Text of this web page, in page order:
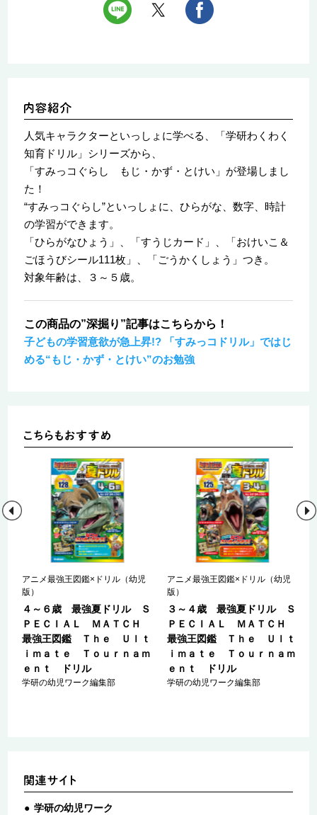
人気キャラクターといっしょに学べる、「学研わくわく
知育ドリル」シリーズから、
「すみっコぐらし もじ・かず・とけい」が登場しまし
た！
“すみっコぐらし”といっしょに、ひらがな、数字、時計
の学習ができます。
「ひらがなひょう」、「すうじカード」、「おけいこ＆
ごほうびシール111枚」、「ごうかくしょう」つき。
対象年齢は、３～５歳。
この商品の”深掘り”記事はこちらから！
子どもの学習意欲が急上昇!? 「すみっコドリル」ではじ
める“もじ・かず・とけい”のお勉強
アニメ最強王図鑑×ドリル（幼児
版）
４～６歳 最強夏ドリル Ｓ
ＰＥＣＩＡＬ ＭＡＴＣＨ
最強王図鑑 Ｔｈｅ Ｕｌｔ
ｉｍａｔｅ Ｔｏｕｒｎａｍ
ｅｎｔ ドリル
学研の幼児ワーク編集部
アニメ最強王図鑑×ドリル（幼児
版）
３～４歳 最強夏ドリル Ｓ
ＰＥＣＩＡＬ ＭＡＴＣＨ
最強王図鑑 Ｔｈｅ Ｕｌｔ
ｉｍａｔｅ Ｔｏｕｒｎａｍ
ｅｎｔ ドリル
学研の幼児ワーク編集部
学研の幼児ワーク